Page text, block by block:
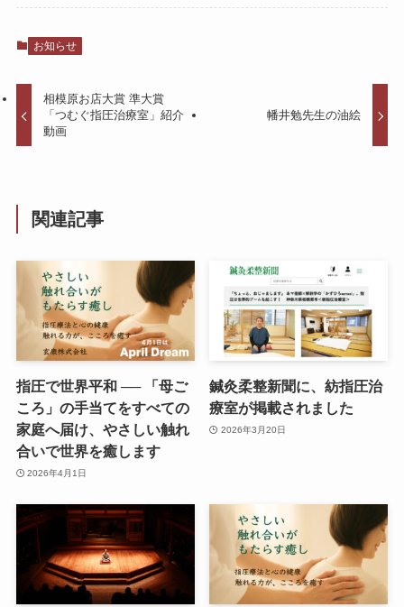
お知らせ
相模原お店大賞 準大賞
「つむぐ指圧治療室」紹介
動画
幡井勉先生の油絵
関連記事
指圧で世界平和 ── 「母ご
ころ」の手当てをすべての
家庭へ届け、やさしい触れ
合いで世界を癒します
2026年4月1日
鍼灸柔整新聞に、紡指圧治
療室が掲載されました
2026年3月20日